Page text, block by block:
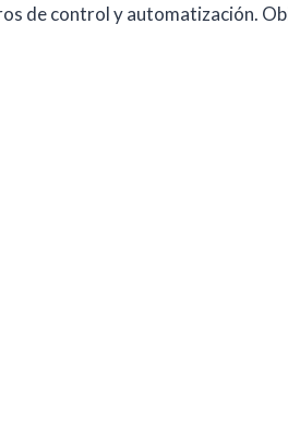
de control y automatización.